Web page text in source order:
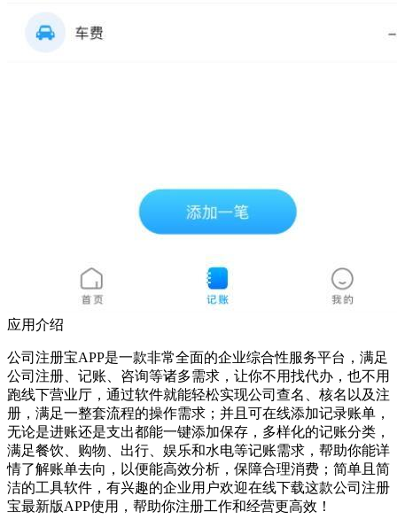
应用介绍
公司注册宝APP是一款非常全面的企业综合性服务平台，满足
公司注册、记账、咨询等诸多需求，让你不用找代办，也不用
跑线下营业厅，通过软件就能轻松实现公司查名、核名以及注
册，满足一整套流程的操作需求；并且可在线添加记录账单，
无论是进账还是支出都能一键添加保存，多样化的记账分类，
满足餐饮、购物、出行、娱乐和水电等记账需求，帮助你能详
情了解账单去向，以便能高效分析，保障合理消费；简单且简
洁的工具软件，有兴趣的企业用户欢迎在线下载这款公司注册
宝最新版APP使用，帮助你注册工作和经营更高效！